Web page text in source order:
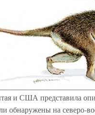
и США представила
обнаружены на северо-